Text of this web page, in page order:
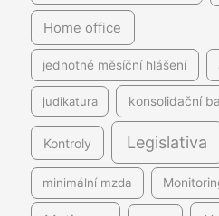
Home office
jednotné měsíční hlášení
judikatura konsolidační
Kontroly Legislativa
minimální mzda